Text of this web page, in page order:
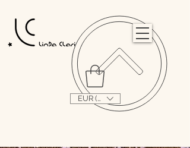
EUR (€)